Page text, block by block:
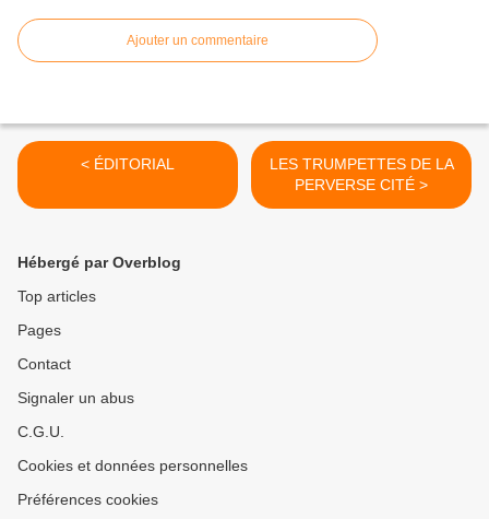
Ajouter un commentaire
< ÉDITORIAL
LES TRUMPETTES DE LA
PERVERSE CITÉ >
Hébergé par Overblog
Top articles
Pages
Contact
Signaler un abus
C.G.U.
Cookies et données personnelles
Préférences cookies